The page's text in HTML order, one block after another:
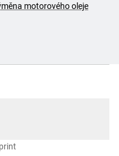
motorového oleje